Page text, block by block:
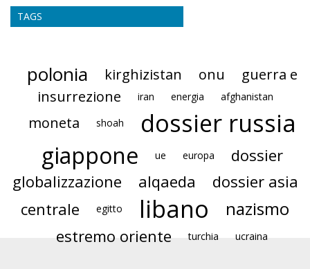
TAGS
polonia kirghizistan onu
guerra e
insurrezione
iran energia afghanistan
moneta shoah dossier russia
giappone ue europa
dossier
globalizzazione
alqaeda
dossier asia
centrale
egitto libano nazismo
estremo oriente turchia ucraina